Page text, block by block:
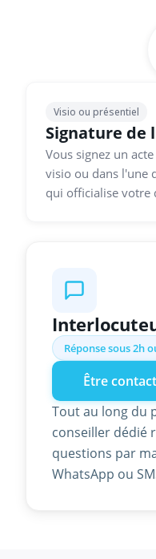
Visio ou présentiel
Signature de
Vous signez un
visio ou dans l'une
qui officialise votre
Réponse sous 2h
Être
Tout au long du
conseiller dédié
questions par
WhatsApp ou